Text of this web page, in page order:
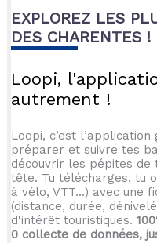
EXPLOREZ LES
DES CHARENTES !
Loopi,
autrement !
Loopi, c’est
préparer et suivre tes
découvrir les pépites
tête. Tu télécharges, tu
à vélo, VTT...) avec une
(distance, durée,
d'intérêt touristiques.
0 collecte de données,